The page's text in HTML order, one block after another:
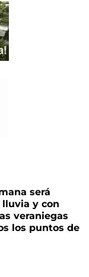
será
lluvia y con
veraniegas
los puntos de